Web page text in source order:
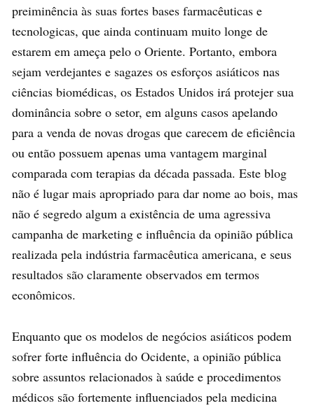
preiminência às suas fortes bases farmacêuticas e
tecnologicas, que ainda continuam muito longe de
estarem em ameça pelo o Oriente. Portanto, embora
sejam verdejantes e sagazes os esforços asiáticos nas
ciências biomédicas, os Estados Unidos irá protejer sua
dominância sobre o setor, em alguns casos apelando
para a venda de novas drogas que carecem de eficiência
ou então possuem apenas uma vantagem marginal
comparada com terapias da década passada. Este blog
não é lugar mais apropriado para dar nome ao bois, mas
não é segredo algum a existência de uma agressiva
campanha de marketing e influência da opinião pública
realizada pela indústria farmacêutica americana, e seus
resultados são claramente observados em termos
econômicos.
Enquanto que os modelos de negócios asiáticos podem
sofrer forte influência do Ocidente, a opinião pública
sobre assuntos relacionados à saúde e procedimentos
médicos são fortemente influenciados pela medicina